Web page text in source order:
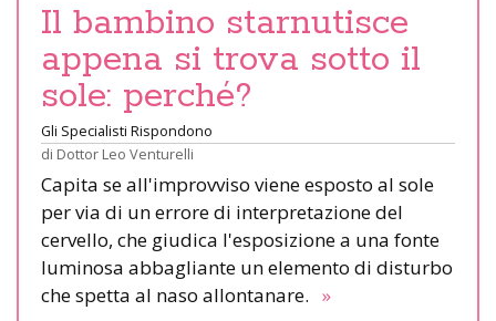
Il bambino starnutisce
appena si trova sotto il
sole: perché?
Gli Specialisti Rispondono
di Dottor Leo Venturelli
Capita se all'improvviso viene esposto al sole
per via di un errore di interpretazione del
cervello, che giudica l'esposizione a una fonte
luminosa abbagliante un elemento di disturbo
che spetta al naso allontanare. »